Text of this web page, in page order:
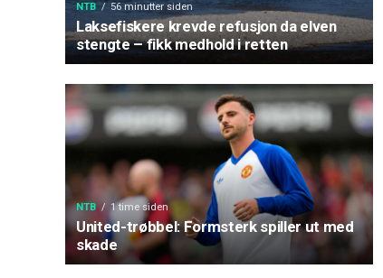
NTB 56 minutter siden
Laksefiskere krevde refusjon da elven
stengte – fikk medhold i retten
NTB 1 time siden
United-trøbbel: Formsterk spiller ut med
skade